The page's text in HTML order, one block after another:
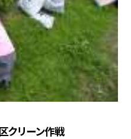
クリーン作戦